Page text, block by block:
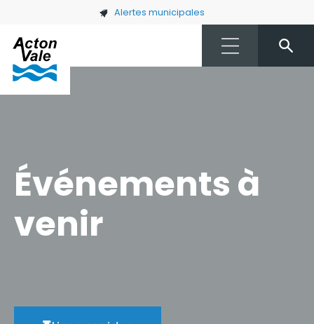
Skip to main content Alertes municipales
Événements à
venir